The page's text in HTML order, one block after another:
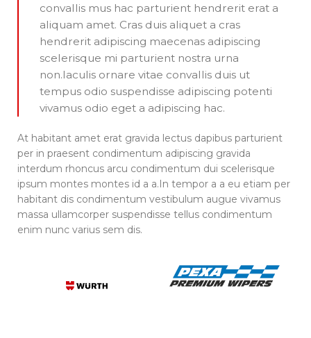
convallis mus hac parturient hendrerit erat a
aliquam amet. Cras duis aliquet a cras
hendrerit adipiscing maecenas adipiscing
scelerisque mi parturient nostra urna
non.Iaculis ornare vitae convallis duis ut
tempus odio suspendisse adipiscing potenti
vivamus odio eget a adipiscing hac.
At habitant amet erat gravida lectus dapibus parturient
per in praesent condimentum adipiscing gravida
interdum rhoncus arcu condimentum dui scelerisque
ipsum montes montes id a a.In tempor a a eu etiam per
habitant dis condimentum vestibulum augue vivamus
massa ullamcorper suspendisse tellus condimentum
enim nunc varius sem dis.